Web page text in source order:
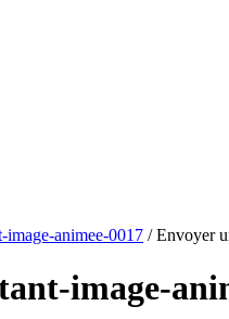
image-animee-0017 / Envoyer
image-